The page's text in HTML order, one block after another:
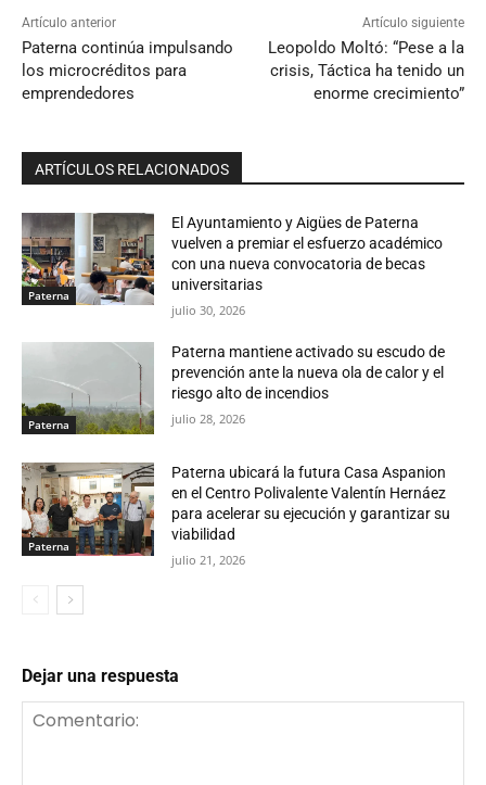
Artículo anterior
Paterna continúa impulsando
los microcréditos para
emprendedores
Artículo siguiente
Leopoldo Moltó: “Pese a la
crisis, Táctica ha tenido un
enorme crecimiento”
ARTÍCULOS RELACIONADOS
Paterna
El Ayuntamiento y Aigües de Paterna
vuelven a premiar el esfuerzo académico
con una nueva convocatoria de becas
universitarias
julio 30, 2026
Paterna
Paterna mantiene activado su escudo de
prevención ante la nueva ola de calor y el
riesgo alto de incendios
julio 28, 2026
Paterna
Paterna ubicará la futura Casa Aspanion
en el Centro Polivalente Valentín Hernáez
para acelerar su ejecución y garantizar su
viabilidad
julio 21, 2026
Dejar una respuesta